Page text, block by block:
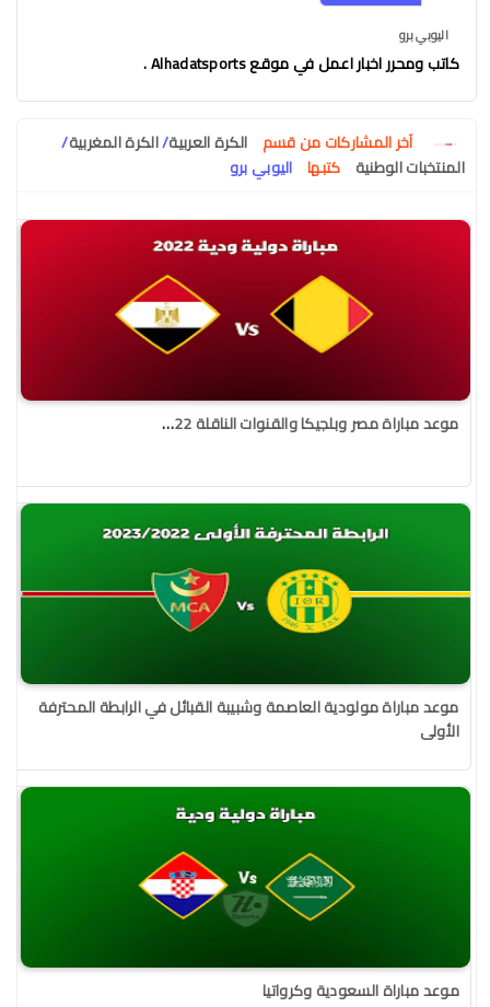
اليوبي برو
كاتب ومحرر اخبار اعمل في موقع Alhadatsports .
آخر المشاركات من قسم الكرة العربية/الكرة المغربية/
المنتخبات الوطنية كتبها اليوبي برو
موعد مباراة مصر وبلجيكا والقنوات الناقلة 2022
موعد مباراة مولودية العاصمة وشبيبة القبائل في الرابطة المحترفة
الأولى
موعد مباراة السعودية وكرواتيا